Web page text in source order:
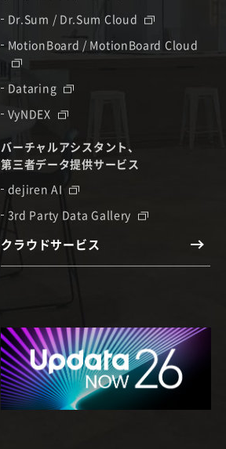
Dr.Sum / Dr.Sum Cloud
MotionBoard / MotionBoard Cloud
Dataring
VyNDEX
バーチャルアシスタント、
第三者データ提供サービス
dejiren AI
3rd Party Data Gallery
クラウドサービス